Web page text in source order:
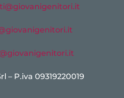
– P.iva 09319220019